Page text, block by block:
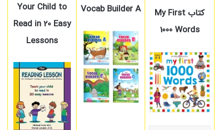
کتاب My First
1000 Words
Vocab Builder A
Your Child to
Read in 20 Easy
Lessons